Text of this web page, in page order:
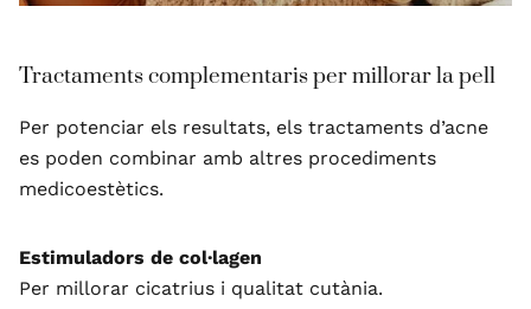
Tractaments complementaris per millorar la pell
Per potenciar els resultats, els tractaments d’acne
es poden combinar amb altres procediments
medicoestètics.
Estimuladors de col·lagen
Per millorar cicatrius i qualitat cutània.